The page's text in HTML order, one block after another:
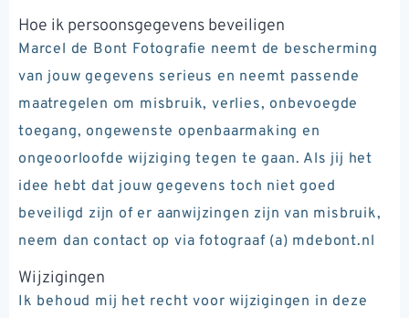
Hoe ik persoonsgegevens beveiligen
Marcel de Bont Fotografie neemt de bescherming
van jouw gegevens serieus en neemt passende
maatregelen om misbruik, verlies, onbevoegde
toegang, ongewenste openbaarmaking en
ongeoorloofde wijziging tegen te gaan. Als jij het
idee hebt dat jouw gegevens toch niet goed
beveiligd zijn of er aanwijzingen zijn van misbruik,
neem dan contact op via fotograaf (a) mdebont.nl
Wijzigingen
Ik behoud mij het recht voor wijzigingen in deze